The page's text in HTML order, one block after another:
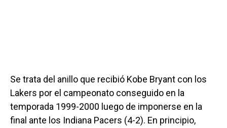
Se trata del anillo que recibió Kobe Bryant con los
Lakers por el campeonato conseguido en la
temporada 1999-2000 luego de imponerse en la
final ante los Indiana Pacers (4-2). En principio,